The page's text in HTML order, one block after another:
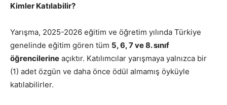
Kimler Katılabilir?
Yarışma, 2025-2026 eğitim ve öğretim yılında Türkiye
genelinde eğitim gören tüm 5, 6, 7 ve 8. sınıf
öğrencilerine açıktır. Katılımcılar yarışmaya yalnızca bir
(1) adet özgün ve daha önce ödül almamış öyküyle
katılabilirler.